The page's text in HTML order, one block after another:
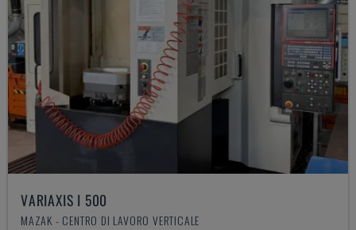
VARIAXIS I 500
MAZAK - CENTRO DI LAVORO VERTICALE